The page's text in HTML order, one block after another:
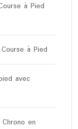
à Pied
à Pied
avec
en